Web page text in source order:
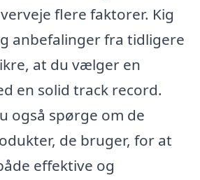
flere faktorer. Kig
anbefalinger fra tidligere
at du vælger en
en solid track record.
også spørge om de
de bruger, for at
effektive og